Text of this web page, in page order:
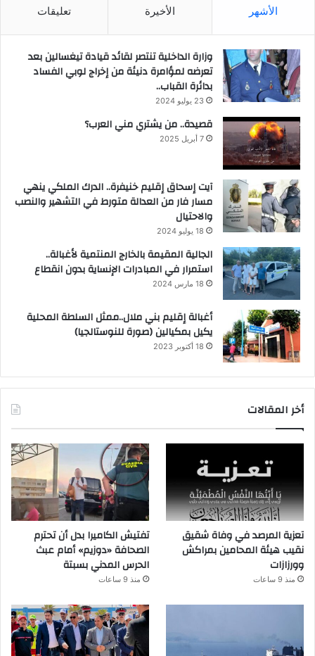
الأشهر الأخيرة تعليقات
وزارة الداخلية تنتصر لقائد قيادة تيغسالين بعد
تعرضه لمؤامرة دنيئة من إخراج لوبي الفساد
بدائرة القباب..
23 يوليو 2024
قصيدة.. من يشتري مني العرب؟
7 أبريل 2025
آيت إسحاق إقليم خنيفرة.. الدرك الملكي ينهي
مسار فار من العدالة متورط في التشهير والنصب
والاحتيال
18 يوليو 2024
الجالية المقيمة بالخارج المنتمية لأغبالة..
استمرار في المبادرات الإنساية بدون انقطاع
18 مارس 2024
أغبالة إقليم بني ملال..ممثل السلطة المحلية
يكيل بمكيالين (صورة للنوستالجيا)
18 أكتوبر 2023
أخر المقالات
تعزية المرصد في وفاة شقيق
نقيب هيئة المحامين بمراكش
وورزازات
منذ 9 ساعات
تفتيش الكاميرا بدل أن تحترم
الصحافة «دوزيم» أمام عبث
الحرس المدني بسبتة
منذ 9 ساعات